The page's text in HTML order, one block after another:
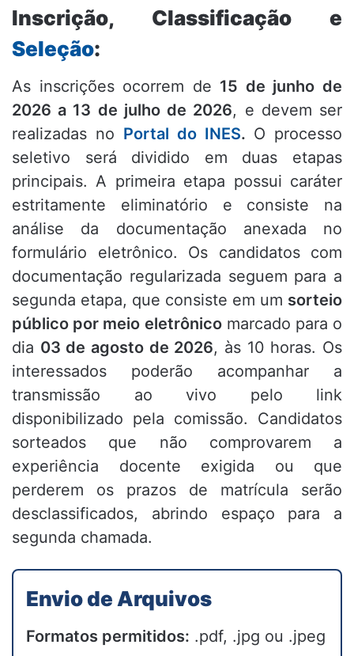
Inscrição, Classificação e
Seleção:
As inscrições ocorrem de 15 de junho de
2026 a 13 de julho de 2026, e devem ser
realizadas no Portal do INES. O processo
seletivo será dividido em duas etapas
principais. A primeira etapa possui caráter
estritamente eliminatório e consiste na
análise da documentação anexada no
formulário eletrônico. Os candidatos com
documentação regularizada seguem para a
segunda etapa, que consiste em um sorteio
público por meio eletrônicomarcado para o
dia 03 de agosto de 2026, às 10 horas. Os
interessados poderão acompanhar a
transmissão ao vivo pelo link
disponibilizado pela comissão. Candidatos
sorteados que não comprovarem a
experiência docente exigida ou que
perderem os prazos de matrícula serão
desclassificados, abrindo espaço para a
segunda chamada.
Envio de Arquivos
Formatos permitidos: .pdf, .jpg ou .jpeg